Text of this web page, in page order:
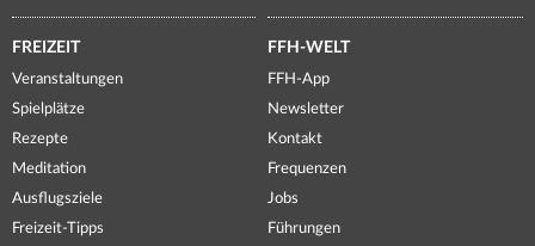
FREIZEIT
Veranstaltungen
Spielplätze
Rezepte
Meditation
Ausflugsziele
Freizeit-Tipps
FFH-WELT
FFH-App
Newsletter
Kontakt
Frequenzen
Jobs
Führungen